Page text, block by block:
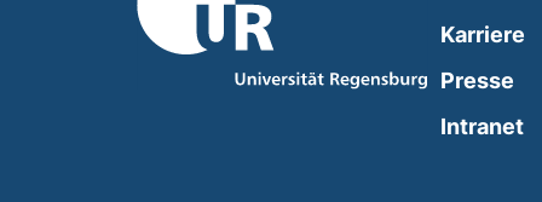
Karriere
Presse
Intranet